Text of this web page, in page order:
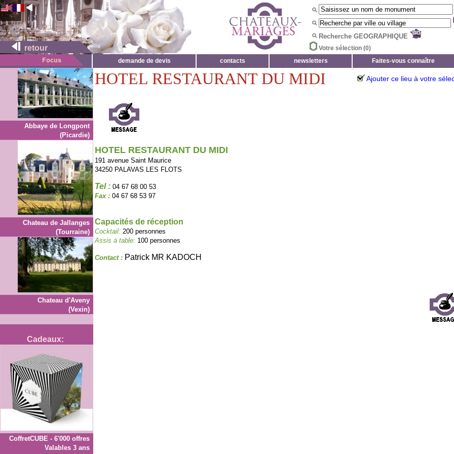
retour
Recherche GEOGRAPHIQUE
Votre sélection (0)
demande de devis
contacts newsletters Faites-vous connaître
Abbaye de Longpont
(Picardie)
Chateau de Jallanges
(Tourraine)
Chateau d'Aveny
(Vexin)
Cadeaux:
CoffretCUBE - 6'000 offres
Valables 3 ans
HOTEL RESTAURANT DU MIDI Ajouter ce lieu à votre
HOTEL RESTAURANT DU MIDI
191 avenue Saint Maurice
34250 PALAVAS LES FLOTS
Tel : 04 67 68 00 53
Fax : 04 67 68 53 97
Capacités de réception
Cocktail: 200 personnes
Assis à table: 100 personnes
Contact : Patrick MR KADOCH